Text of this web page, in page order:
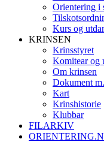
Orientering i
Kurs og
KRINSEN
Krinsstyret
Komitear og
Om krinsen
Dokument
Kart
Krinshistorie
Klubbar
FILARKIV